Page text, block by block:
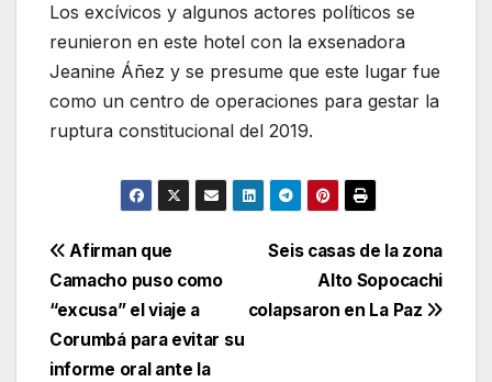
Los excívicos y algunos actores políticos se
reunieron en este hotel con la exsenadora
Jeanine Áñez y se presume que este lugar fue
como un centro de operaciones para gestar la
ruptura constitucional del 2019.
Navegación
de
entradas
Seis casas de la zona
Alto Sopocachi
colapsaron en La Paz
Afirman que
Camacho puso como
“excusa” el viaje a
Corumbá para evitar su
informe oral ante la